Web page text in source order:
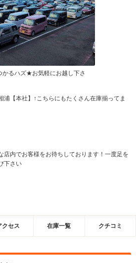
かるハズ★お気軽にお越し下さ
浦【本社】↑こちらにもたくさん在庫揃ってま
店内でお客様をお待ちしております！一度足を
下さい
クセス 在庫一覧 クチコミ